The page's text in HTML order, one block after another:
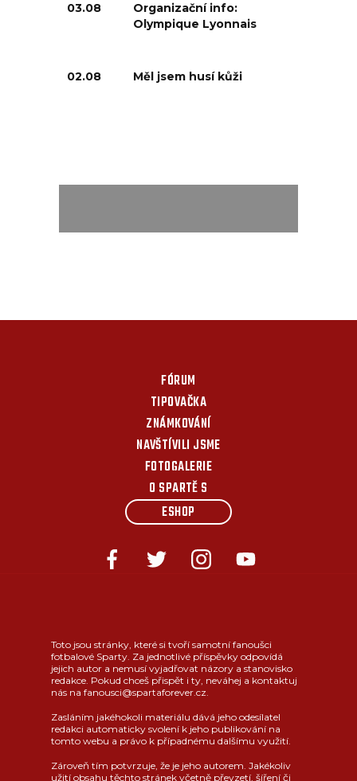
03.08
Organizační info:
Olympique Lyonnais
02.08 Měl jsem husí kůži
FÓRUM
TIPOVAČKA
ZNÁMKOVÁNÍ
NAVŠTÍVILI JSME
FOTOGALERIE
O SPARTĚ S
ESHOP
Toto jsou stránky, které si tvoří samotní fanoušci
fotbalové Sparty. Za jednotlivé příspěvky odpovídá
jejich autor a nemusí vyjadřovat názory a stanovisko
redakce. Pokud chceš přispět i ty, neváhej a kontaktuj
nás na fanousci@spartaforever.cz.
Zasláním jakéhokoli materiálu dává jeho odesílatel
redakci automaticky svolení k jeho publikování na
tomto webu a právo k případnému dalšímu využití.
Zároveň tím potvrzuje, že je jeho autorem. Jakékoliv
užití obsahu těchto stránek včetně převzetí, šíření či